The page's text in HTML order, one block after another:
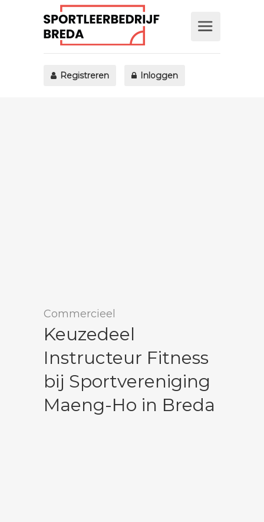
Registreren Inloggen
Commercieel
Keuzedeel
Instructeur Fitness
bij Sportvereniging
Maeng-Ho in Breda